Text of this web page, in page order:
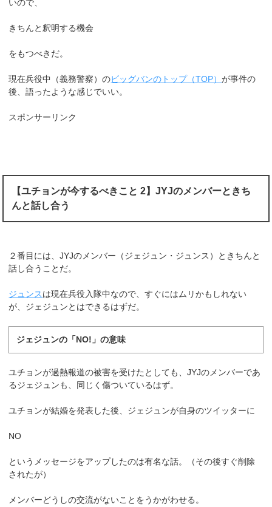
いので、
きちんと釈明する機会
をもつべきだ。
現在兵役中（義務警察）のビッグバンのトップ（TOP）が事件の
後、語ったような感じでいい。
スポンサーリンク
【ユチョンが今するべきこと 2】JYJのメンバーときち
んと話し合う
２番目には、JYJのメンバー（ジェジュン・ジュンス）ときちんと
話し合うことだ。
ジュンスは現在兵役入隊中なので、すぐにはムリかもしれない
が、ジェジュンとはできるはずだ。
ジェジュンの「NO!」の意味
ユチョンが過熱報道の被害を受けたとしても、JYJのメンバーであ
るジェジュンも、同じく傷ついているはず。
ユチョンが結婚を発表した後、ジェジュンが自身のツイッターに
NO
というメッセージをアップしたのは有名な話。（その後すぐ削除
されたが）
メンバーどうしの交流がないことをうかがわせる。